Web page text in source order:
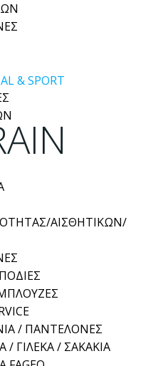
ΑΙΣΘΗΤΙΚΩΝ/
/ ΠΑΝΤΕΛΟΝΕΣ
/ ΓΙΛΕΚΑ / ΣΑΚΑΚΙΑ
& SPORT